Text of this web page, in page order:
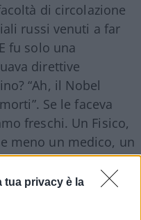
tua privacy è la
di circolazione
russi venuti a far
fu solo una
direttive
“Ah, il Nobel
Se le faceva
freschi. Un Fisico,
meno un medico, un
di siringhe).
totale, della
governo è